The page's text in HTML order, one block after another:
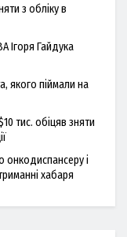
з обліку в
Ігоря Гайдука
якого піймали на
тис. обіцяв зняти
онкодиспансеру і
хабаря